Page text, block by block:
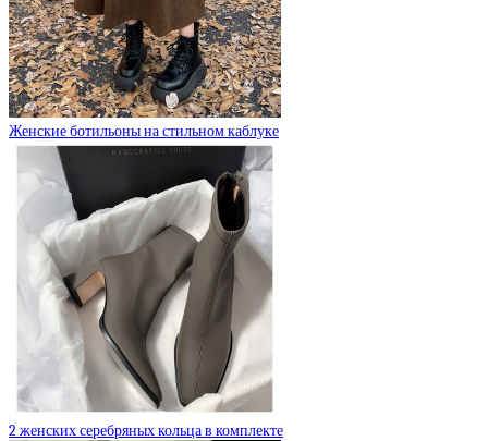
Женские ботильоны на стильном каблуке
2 женских серебряных кольца в комплекте